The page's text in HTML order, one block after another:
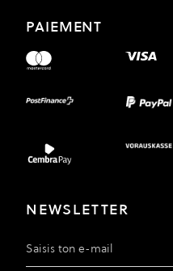
PAIEMENT
NEWSLETTER
Adresse e-mail